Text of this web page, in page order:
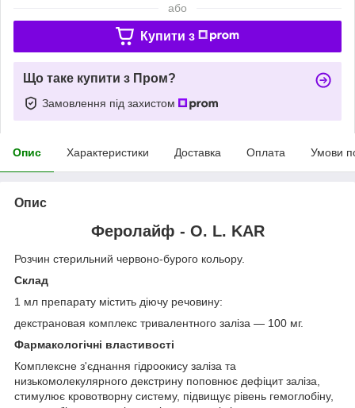
або
Купити з
Що таке купити з Пром?
Замовлення під захистом
Опис Характеристики Доставка Оплата Умови
Опис
Феролайф - O. L. KAR
Розчин стерильний червоно-бурого кольору.
Склад
1 мл препарату містить діючу речовину:
декстрановая комплекс тривалентного заліза — 100 мг.
Фармакологічні властивості
Комплексне з'єднання гідроокису заліза та
низькомолекулярного декстрину поповнює дефіцит заліза,
стимулює кровотворну систему, підвищує рівень гемоглобіну,